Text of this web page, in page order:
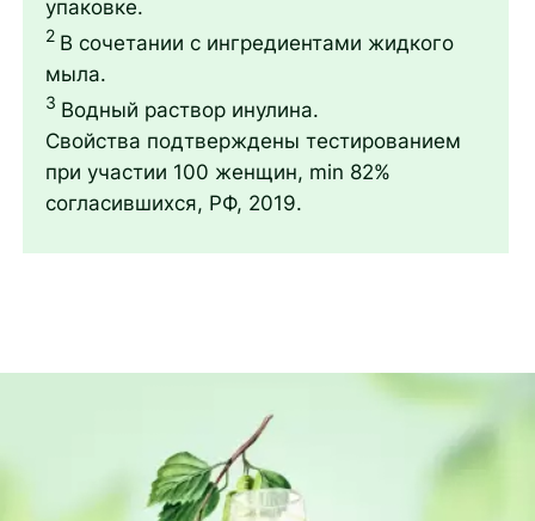
упаковке.
2 В сочетании с ингредиентами жидкого
мыла.
3 Водный раствор инулина.
Свойства подтверждены тестированием
при участии 100 женщин, min 82%
согласившихся, РФ, 2019.